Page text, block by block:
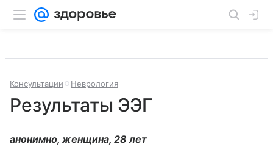
Консультации Неврология
Результаты ЭЭГ
анонимно, женщина, 28 лет